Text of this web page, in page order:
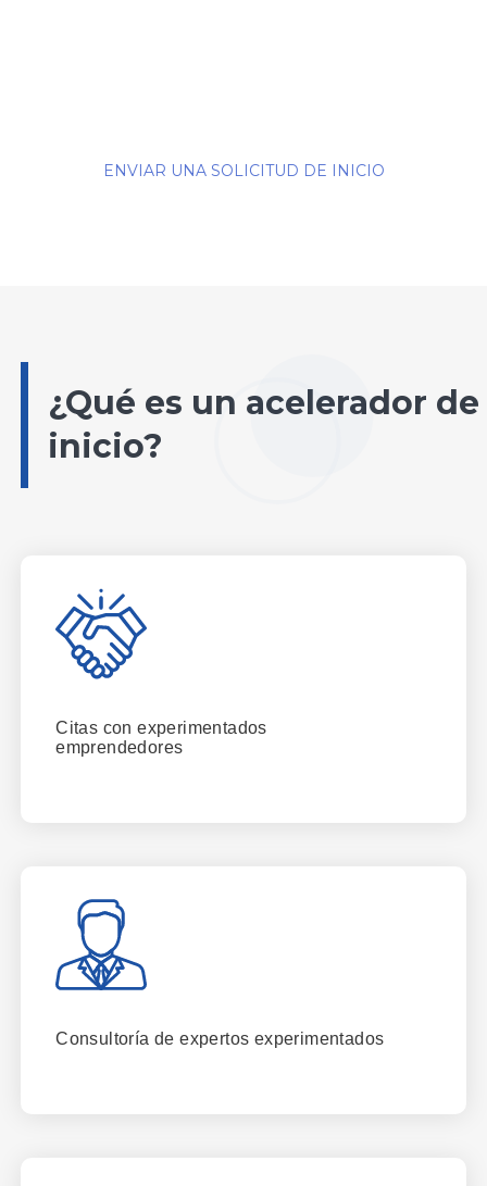
ENVIAR UNA SOLICITUD DE INICIO
¿Qué es un acelerador de
inicio?
Citas con experimentados
emprendedores
Consultoría de expertos experimentados